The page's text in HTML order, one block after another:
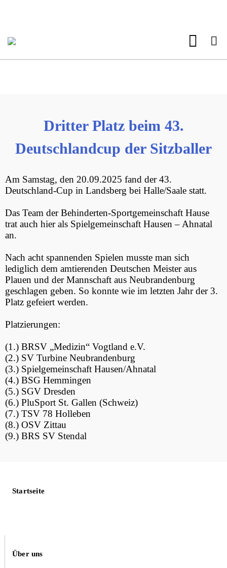
Dritter Platz beim 43.
Deutschlandcup der Sitzballer
Am Samstag, den 20.09.2025 fand der 43.
Deutschland-Cup in Landsberg bei Halle/Saale statt.
Das Team der Behinderten-Sportgemeinschaft Hause
trat auch hier als Spielgemeinschaft Hausen – Ahnatal
an.
Nach acht spannenden Spielen musste man sich
lediglich dem amtierenden Deutschen Meister aus
Plauen und der Mannschaft aus Neubrandenburg
geschlagen geben. So konnte wie im letzten Jahr der 3.
Platz gefeiert werden.
Platzierungen:
(1.) BRSV „Medizin“ Vogtland e.V.
(2.) SV Turbine Neubrandenburg
(3.) Spielgemeinschaft Hausen/Ahnatal
(4.) BSG Hemmingen
(5.) SGV Dresden
(6.) PluSport St. Gallen (Schweiz)
(7.) TSV 78 Holleben
(8.) OSV Zittau
(9.) BRS SV Stendal
Startseite
Über uns